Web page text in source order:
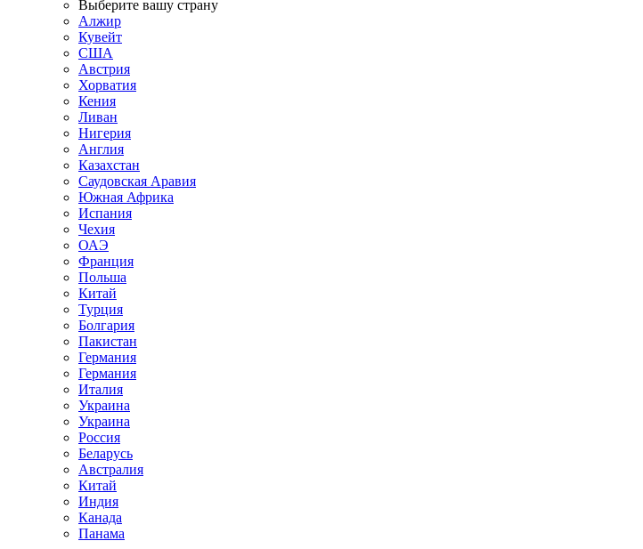
Выберите вашу страну
Алжир
Кувейт
США
Австрия
Хорватия
Кения
Ливан
Нигерия
Англия
Казахстан
Саудовская Аравия
Южная Африка
Испания
Чехия
ОАЭ
Франция
Польша
Китай
Турция
Болгария
Пакистан
Германия
Германия
Италия
Украина
Украина
Россия
Беларусь
Австралия
Китай
Индия
Канада
Панама